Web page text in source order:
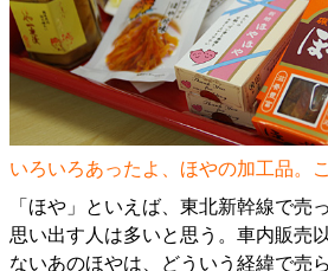
いろいろあったよ、ほやの加工品。
「ほや」といえば、東北新幹線で売
思い出す人は多いと思う。車内販売
ないあのほやは、どういう経緯で売